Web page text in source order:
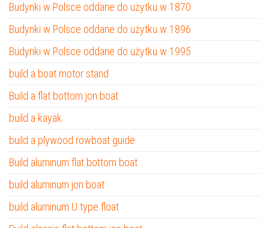
Budynki w Polsce oddane do użytku w 1870
Budynki w Polsce oddane do użytku w 1896
Budynki w Polsce oddane do użytku w 1995
build a boat motor stand
Build a flat bottom jon boat
build a kayak
build a plywood rowboat guide
Build aluminum flat bottom boat
build aluminum jon boat
build aluminum U type float